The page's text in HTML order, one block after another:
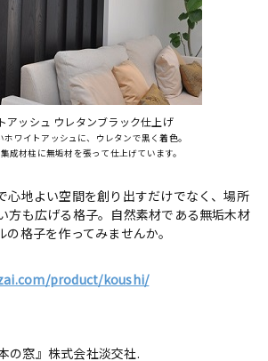
アッシュ ウレタンブラック仕上げ
ホワイトアッシュに、ウレタンで黒く着色。
成材柱に無垢材を張って仕上げています。
心地よい空間を創り出すだけでなく、場所
方も広げる格子。自然素材である無垢木材
格子を作ってみませんか。
product/koushi/
の窓』株式会社淡交社.